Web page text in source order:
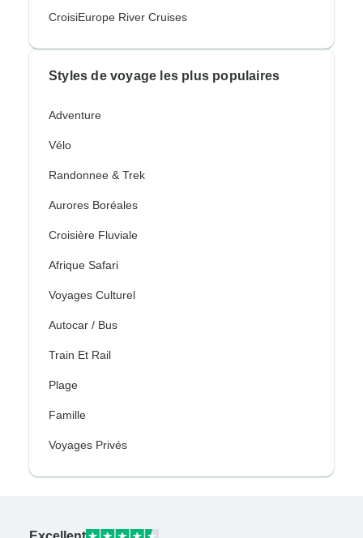
CroisiEurope River Cruises
Styles de voyage les plus populaires
Adventure
Vélo
Randonnee & Trek
Aurores Boréales
Croisière Fluviale
Afrique Safari
Voyages Culturel
Autocar / Bus
Train Et Rail
Plage
Famille
Voyages Privés